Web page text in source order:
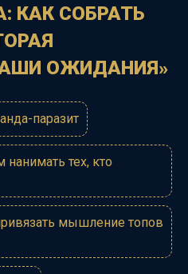
КАК СОБРАТЬ
ОЖИДАНИЯ»
паразит
тех, кто
мышление топов